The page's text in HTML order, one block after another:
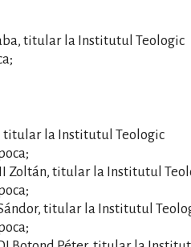
titular la Institutul Teologic
titular la Institutul Teologic
Zoltán, titular la Institutul
Sándor, titular la Institutul